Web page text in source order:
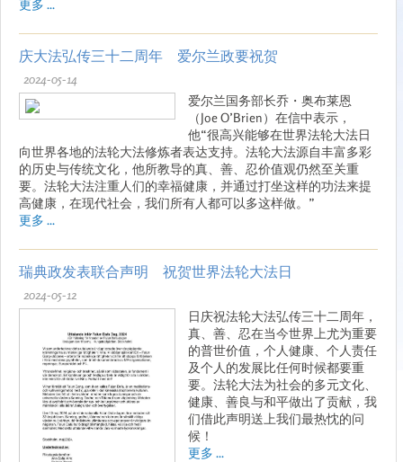
更多 ...
庆大法弘传三十二周年 爱尔兰政要祝贺
2024-05-14
爱尔兰国务部长乔・奥布莱恩
（Joe O’Brien）在信中表示，
他“很高兴能够在世界法轮大法日
向世界各地的法轮大法修炼者表达支持。法轮大法源自丰富多彩
的历史与传统文化，他所教导的真、善、忍价值观仍然至关重
要。法轮大法注重人们的幸福健康，并通过打坐这样的功法来提
高健康，在现代社会，我们所有人都可以多这样做。”
更多 ...
瑞典政发表联合声明 祝贺世界法轮大法日
2024-05-12
日庆祝法轮大法弘传三十二周年，
真、善、忍在当今世界上尤为重要
的普世价值，个人健康、个人责任
及个人的发展比任何时候都要重
要。法轮大法为社会的多元文化、
健康、善良与和平做出了贡献，我
们借此声明送上我们最热忱的问
候！
更多 ...